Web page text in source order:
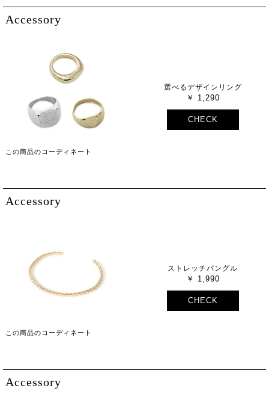
Accessory
選べるデザインリング
1,290
CHECK
この商品のコーディネート
Accessory
ストレッチバングル
1,990
CHECK
この商品のコーディネート
Accessory